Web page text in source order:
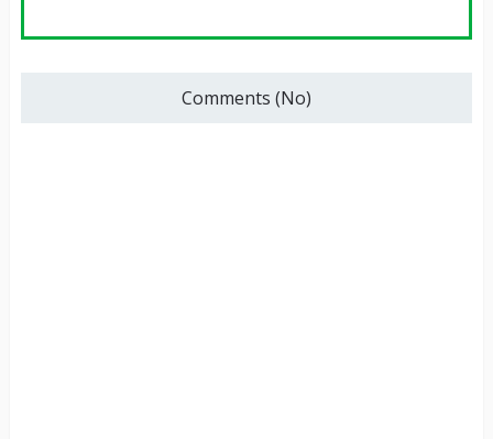
Comments (No)